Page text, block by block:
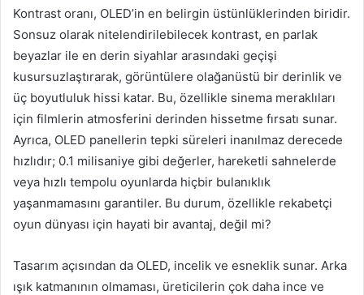
Kontrast oranı, OLED’in en belirgin üstünlüklerinden biridir.
Sonsuz olarak nitelendirilebilecek kontrast, en parlak
beyazlar ile en derin siyahlar arasındaki geçişi
kusursuzlaştırarak, görüntülere olağanüstü bir derinlik ve
üç boyutluluk hissi katar. Bu, özellikle sinema meraklıları
için filmlerin atmosferini derinden hissetme fırsatı sunar.
Ayrıca, OLED panellerin tepki süreleri inanılmaz derecede
hızlıdır; 0.1 milisaniye gibi değerler, hareketli sahnelerde
veya hızlı tempolu oyunlarda hiçbir bulanıklık
yaşanmamasını garantiler. Bu durum, özellikle rekabetçi
oyun dünyası için hayati bir avantaj, değil mi?
Tasarım açısından da OLED, incelik ve esneklik sunar. Arka
ışık katmanının olmaması, üreticilerin çok daha ince ve